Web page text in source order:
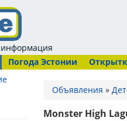
информация
Погода Эстонии
Объявления »
Monster High